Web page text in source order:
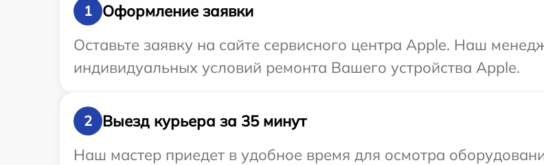
1
Оформление заявки
Оставьте заявку на сайте сервисного центра Apple. Наш
индивидуальных условий ремонта Вашего устройства Apple.
2
Выезд курьера за 35 минут
Наш мастер приедет в удобное время для осмотра